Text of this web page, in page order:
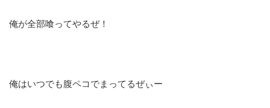
俺が全部喰ってやるぜ！
俺はいつでも腹ペコでまってるぜぃー